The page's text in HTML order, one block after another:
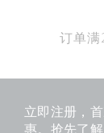
订单
立即注册，
惠。抢先了